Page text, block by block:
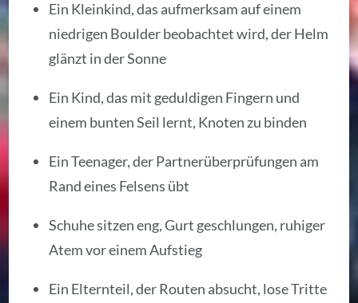
Ein Kleinkind, das aufmerksam auf einem
niedrigen Boulder beobachtet wird, der Helm
glänzt in der Sonne
Ein Kind, das mit geduldigen Fingern und
einem bunten Seil lernt, Knoten zu binden
Ein Teenager, der Partnerüberprüfungen am
Rand eines Felsens übt
Schuhe sitzen eng, Gurt geschlungen, ruhiger
Atem vor einem Aufstieg
Ein Elternteil, der Routen absucht, lose Tritte